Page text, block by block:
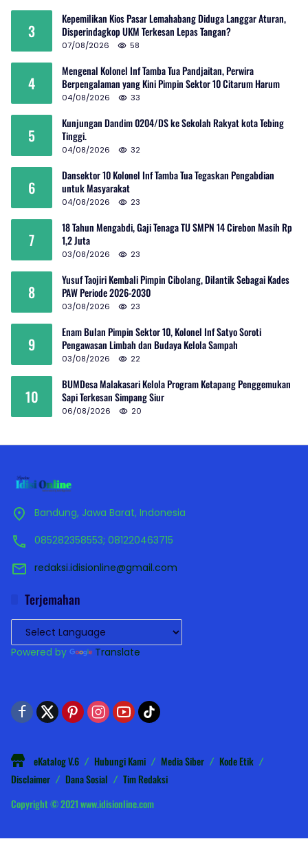
3
Kepemilikan Kios Pasar Lemahabang Diduga Langgar Aturan,
Disperindagkop UKM Terkesan Lepas Tangan?
07/08/2026 58
4
Mengenal Kolonel Inf Tamba Tua Pandjaitan, Perwira
Berpengalaman yang Kini Pimpin Sektor 10 Citarum Harum
04/08/2026 33
5
Kunjungan Dandim 0204/DS ke Sekolah Rakyat kota Tebing
Tinggi.
04/08/2026 32
6
Dansektor 10 Kolonel Inf Tamba Tua Tegaskan Pengabdian
untuk Masyarakat
04/08/2026 23
7
18 Tahun Mengabdi, Gaji Tenaga TU SMPN 14 Cirebon Masih Rp
1,2 Juta
03/08/2026 23
8
Yusuf Taojiri Kembali Pimpin Cibolang, Dilantik Sebagai Kades
PAW Periode 2026-2030
03/08/2026 23
9
Enam Bulan Pimpin Sektor 10, Kolonel Inf Satyo Soroti
Pengawasan Limbah dan Budaya Kelola Sampah
03/08/2026 22
10
BUMDesa Malakasari Kelola Program Ketapang Penggemukan
Sapi Terkesan Simpang Siur
06/08/2026 20
Bandung, Jawa Barat, Indonesia
085282358553; 081220463715
redaksi.idisionline@gmail.com
Terjemahan
Powered by Translate
eKatalog V.6 Hubungi Kami Media Siber
Kode Etik
Disclaimer
Dana Sosial
Tim Redaksi
Copyright © 2021 www.idisionline.com